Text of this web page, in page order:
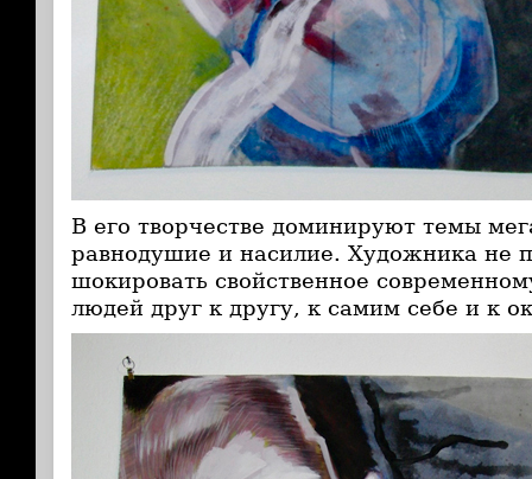
В его творчестве доминируют темы
равнодушие и насилие. Художника не
шокировать свойственное
людей друг к другу, к самим себе и к